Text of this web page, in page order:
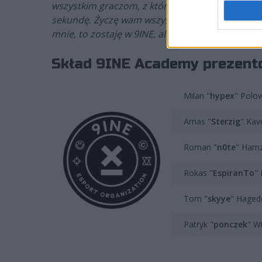
wszystkim graczom, z którymi pracowałem w
sekundę. Życzę wam wszystkim powodzenia w
mnie, to zostaję w 9INE, ale w nieco innej roli–
Skład 9INE Academy
Milan "hypex"
Arnas "Sterzig"
Roman "n0te"
Rokas "EspiranTo"
Tom "skyye"
Patryk "ponczek"